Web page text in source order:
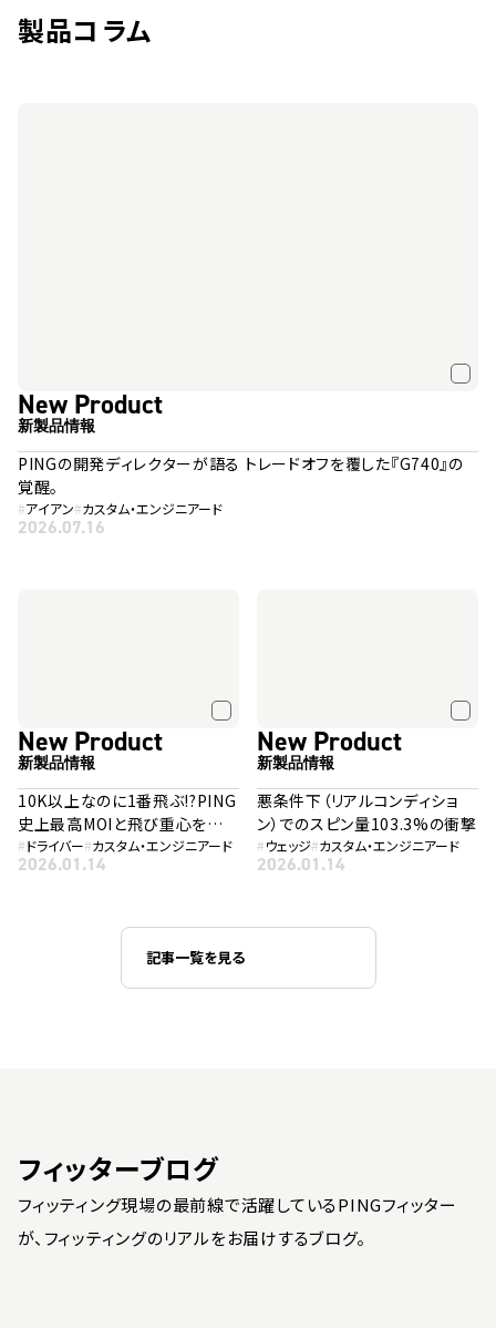
製品コラム
New Product
新製品情報
PINGの開発ディレクターが語る トレードオフを覆した『G740』の
覚醒。
#アイアン#カスタム・エンジニアード
2026.07.16
New Product
新製品情報
10K以上なのに1番飛ぶ!?PING
史上最高MOIと飛び重心を融
合した「G440 K」
#ドライバー#カスタム・エンジニアード
2026.01.14
New Product
新製品情報
悪条件下（リアルコンディショ
ン）でのスピン量103.3%の衝撃
#ウェッジ#カスタム・エンジニアード
2026.01.14
記事一覧を見る
フィッターブログ
フィッティング現場の最前線で活躍しているPINGフィッター
が、フィッティングのリアルをお届けするブログ。